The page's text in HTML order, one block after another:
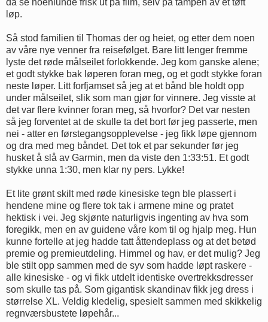
løp.
Så stod familien til Thomas der og heiet, og etter dem noen
av våre nye venner fra reisefølget. Bare litt lenger fremme
lyste det røde målseilet forlokkende. Jeg kom ganske alene;
et godt stykke bak løperen foran meg, og et godt stykke foran
neste løper. Litt forfjamset så jeg at et bånd ble holdt opp
under målseilet, slik som man gjør for vinnere. Jeg visste at
det var flere kvinner foran meg, så hvorfor? Det var nesten
så jeg forventet at de skulle ta det bort før jeg passerte, men
nei - atter en førstegangsopplevelse - jeg fikk løpe gjennom
og dra med meg båndet. Det tok et par sekunder før jeg
husket å slå av Garmin, men da viste den 1:33:51. Et godt
stykke unna 1:30, men klar ny pers. Lykke!
Et lite grønt skilt med røde kinesiske tegn ble plassert i
hendene mine og flere tok tak i armene mine og pratet
hektisk i vei. Jeg skjønte naturligvis ingenting av hva som
foregikk, men en av guidene våre kom til og hjalp meg. Hun
kunne fortelle at jeg hadde tatt åttendeplass og at det betød
premie og premieutdeling. Himmel og hav, er det mulig? Jeg
ble stilt opp sammen med de syv som hadde løpt raskere -
alle kinesiske - og vi fikk utdelt identiske overtrekksdresser
som skulle tas på. Som gigantisk skandinav fikk jeg dress i
størrelse XL. Veldig kledelig, spesielt sammen med skikkelig
regnværsbustete løpehår...